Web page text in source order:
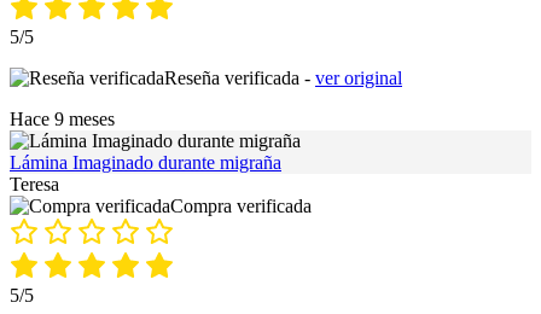
5/5
Reseña verificada - ver original
Hace 9 meses
Lámina Imaginado durante migraña
Teresa
Compra verificada
5/5